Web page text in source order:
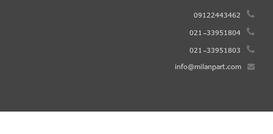
09122443462
021-33951804
021-33951803
info@milanpart.com